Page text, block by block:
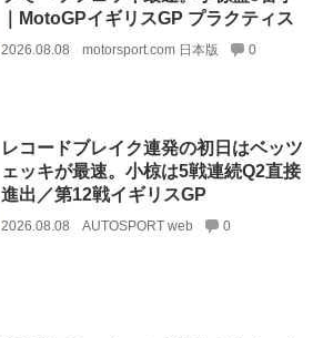
｜MotoGPイギリスGP プラクティス
2026.08.08 motorsport.com 日本版 0
レコードブレイク連発の初日はベッツ
ェッキが最速。小椋は5戦連続Q2直接
進出／第12戦イギリスGP
2026.08.08 AUTOSPORT web 0